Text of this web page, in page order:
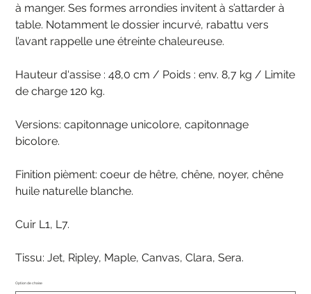
à manger. Ses formes arrondies invitent à s’attarder à
table. Notamment le dossier incurvé, rabattu vers
l’avant rappelle une étreinte chaleureuse.
Hauteur d‘assise : 48,0 cm / Poids : env. 8,7 kg / Limite
de charge 120 kg.
Versions: capitonnage unicolore, capitonnage
bicolore.
Finition pièment: coeur de hêtre, chêne, noyer, chêne
huile naturelle blanche.
Cuir L1, L7.
Tissu: Jet, Ripley, Maple, Canvas, Clara, Sera.
Option de chaise